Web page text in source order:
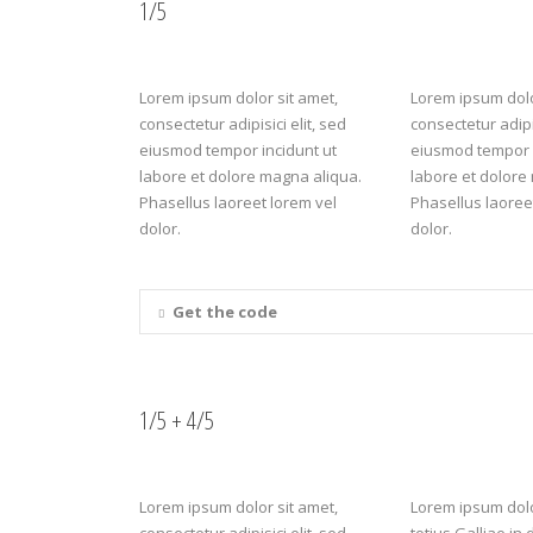
1/5
Lorem ipsum dolor sit amet,
consectetur adipisici elit, sed
eiusmod tempor incidunt ut
labore et dolore magna aliqua.
Phasellus laoreet lorem vel
dolor.
Lorem ipsum
consectetur
eiusmod
labore et dolore
Phasellus
dolor.
Get the code
1/5 + 4/5
Lorem ipsum dolor sit amet,
Lorem ipsum